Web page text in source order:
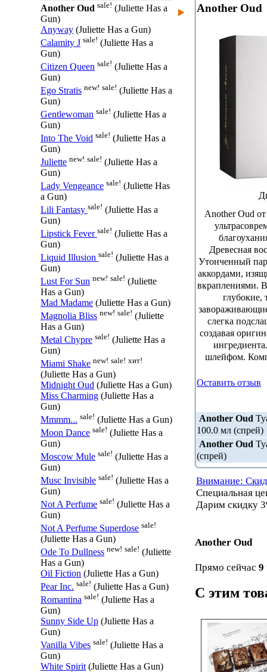
Another Oud sale! (Juliette Has a
Gun)
Anyway (Juliette Has a Gun)
Calamity J sale! (Juliette Has a
Gun)
Citizen Queen sale! (Juliette Has a
Gun)
Ego Stratis new! sale! (Juliette Has a
Gun)
Gentlewoman sale! (Juliette Has a
Gun)
Into The Void sale! (Juliette Has a
Gun)
Juliette new! sale! (Juliette Has a
Gun)
Lady Vengeance sale! (Juliette Has
a Gun)
Lili Fantasy sale! (Juliette Has a
Gun)
Lipstick Fever sale! (Juliette Has a
Gun)
Liquid Illusion sale! (Juliette Has a
Gun)
Lust For Sun new! sale! (Juliette
Has a Gun)
Mad Madame (Juliette Has a Gun)
Magnolia Bliss new! sale! (Juliette
Has a Gun)
Metal Chypre sale! (Juliette Has a
Gun)
Miami Shake new! sale! хит!
(Juliette Has a Gun)
Midnight Oud (Juliette Has a Gun)
Miss Charming (Juliette Has a
Gun)
Mmmm... sale! (Juliette Has a Gun)
Moon Dance sale! (Juliette Has a
Gun)
Moscow Mule sale! (Juliette Has a
Gun)
Musc Invisible sale! (Juliette Has a
Gun)
Not A Perfume sale! (Juliette Has a
Gun)
Not A Perfume Superdose sale!
(Juliette Has a Gun)
Ode To Dullness new! sale! (Juliette
Has a Gun)
Oil Fiction (Juliette Has a Gun)
Pear Inc. sale! (Juliette Has a Gun)
Romantina sale! (Juliette Has a
Gun)
Sunny Side Up (Juliette Has a
Gun)
Vanilla Vibes sale! (Juliette Has a
Gun)
White Spirit (Juliette Has a Gun)
Another Oud
Another Oud
Древесная
Утонченный
аккордами,
вкраплениями.
глубокие,
слегка
создавая
шлейфом.
Оставить отзыв
Another Oud
100.0 мл (спрей)
Another Oud
(спрей)
Внимание:
Специальная
Дарим скидку
Another Oud
Прямо сейчас 9
С этим